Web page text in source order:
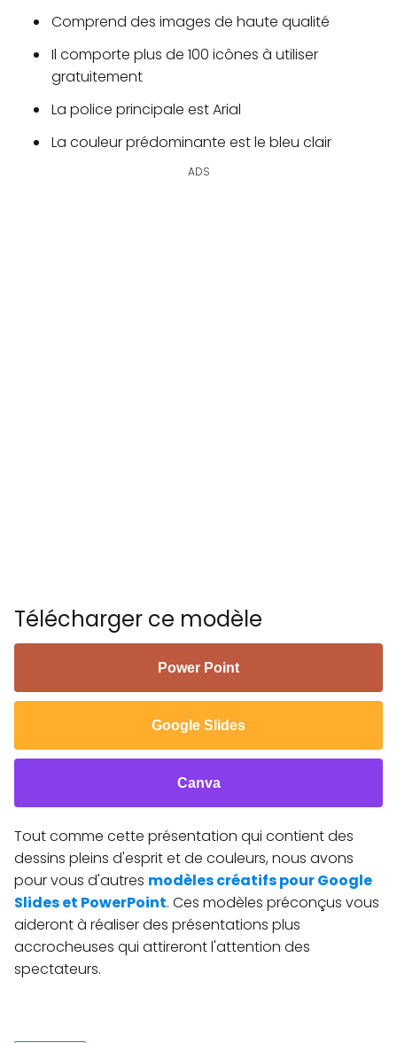
Comprend des images de haute qualité
Il comporte plus de 100 icônes à utiliser
gratuitement
La police principale est Arial
La couleur prédominante est le bleu clair
ADS
Télécharger ce modèle
Power Point
Google Slides
Canva
Tout comme cette présentation qui contient des
dessins pleins d'esprit et de couleurs, nous avons
pour vous d'autres modèles créatifs pour Google
Slides et PowerPoint. Ces modèles préconçus vous
aideront à réaliser des présentations plus
accrocheuses qui attireront l'attention des
spectateurs.